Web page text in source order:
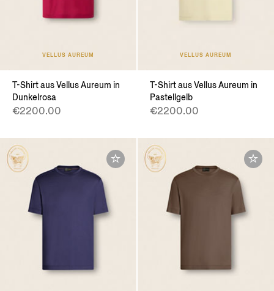
VELLUS AUREUM
T-Shirt aus Vellus Aureum in
Dunkelrosa
€2200.00
VELLUS AUREUM
T-Shirt aus Vellus Aureum in
Pastellgelb
€2200.00